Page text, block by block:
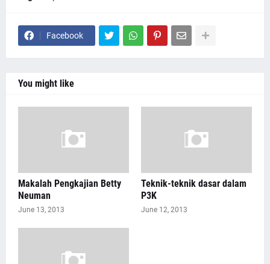
Facebook
You might like
Makalah Pengkajian Betty
Neuman
June 13, 2013
Teknik-teknik dasar dalam
P3K
June 12, 2013